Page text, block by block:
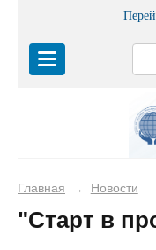
Главная → Новости
"Старт в